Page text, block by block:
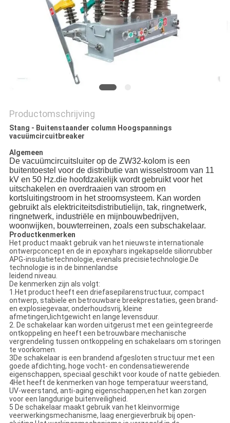
Productomschrijving
Stang - Buitenstaander column Hoogspannings
vacuümcircuitbreaker
Algemeen
De vacuümcircuitsluiter op de ZW32-kolom is een
buitentoestel voor de distributie van wisselstroom van 11
kV en 50 Hz.die hoofdzakelijk wordt gebruikt voor het
uitschakelen en overdraaien van stroom en
kortsluitingstroom in het stroomsysteem. Kan worden
gebruikt als elektriciteitsdistributielijn, tak, ringnetwerk,
ringnetwerk, industriële en mijnbouwbedrijven,
woonwijken, bouwterreinen, zoals een subschakelaar.
Productkenmerken
Het product maakt gebruik van het nieuwste internationale
ontwerpconcept en de in epoxyhars ingekapselde silionrubber
APG-insulatietechnologie, evenals precisietechnologie.De
technologie is in de binnenlandse
leidend niveau.
De kenmerken zijn als volgt:
1.Het product heeft een driefasepilarenstructuur, compact
ontwerp, stabiele en betrouwbare breekprestaties, geen brand-
en explosiegevaar, onderhoudsvrij, kleine
afmetingen,lichtgewicht en lange levensduur.
2. De schakelaar kan worden uitgerust met een geïntegreerde
ontkoppeling en heeft een betrouwbare mechanische
vergrendeling tussen ontkoppeling en schakelaars om storingen
te voorkomen.
3De schakelaar is een brandend afgesloten structuur met een
goede afdichting, hoge vocht- en condensatiewerende
eigenschappen, speciaal geschikt voor koude of natte gebieden.
4Het heeft de kenmerken van hoge temperatuur weerstand,
UV-weerstand, anti-aging eigenschappen,en het kan zorgen
voor een langdurige buitenveiligheid.
5 De schakelaar maakt gebruik van het kleinvormige
veerwerkingsmechanisme, laag energieverbruik bij open-